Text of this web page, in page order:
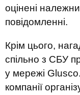
оцінені
повідомленні.
Крім цього,
спільно з СБУ
у мережі
компанії